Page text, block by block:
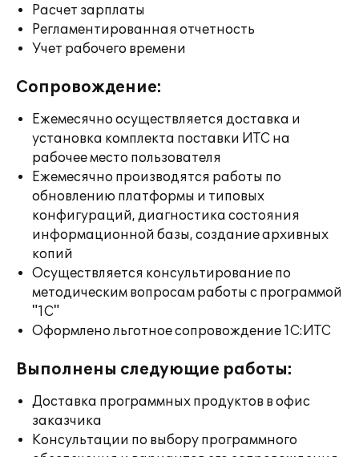
Расчет зарплаты
Регламентированная отчетность
Учет рабочего времени
Сопровождение:
Ежемесячно осуществляется доставка и
установка комплекта поставки ИТС на
рабочее место пользователя
Ежемесячно производятся работы по
обновлению платформы и типовых
конфигураций, диагностика состояния
информационной базы, создание архивных
копий
Осуществляется консультирование по
методическим вопросам работы с программой
"1С"
Оформлено льготное сопровождение 1С:ИТС
Выполнены следующие работы:
Доставка программных продуктов в офис
заказчика
Консультации по выбору программного